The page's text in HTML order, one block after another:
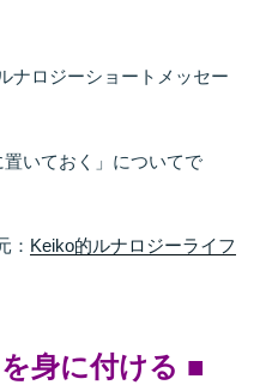
ナロジーショートメッセー
いておく」についてで
： Keiko的ルナロジーライフ
身に付ける ■